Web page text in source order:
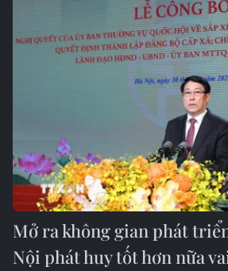
Mở ra không gian phát
Nội phát huy tốt hơn nữa